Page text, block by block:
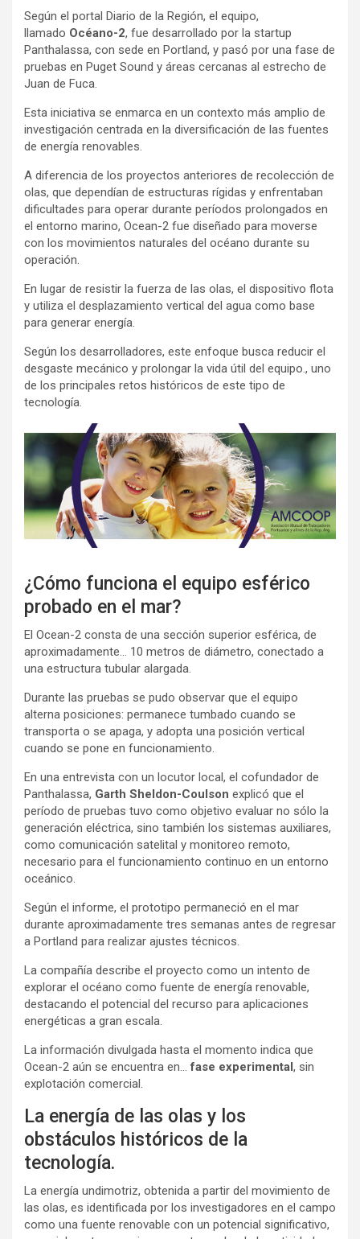
Según el portal Diario de la Región, el equipo,
llamado Océano-2, fue desarrollado por la startup
Panthalassa, con sede en Portland, y pasó por una fase de
pruebas en Puget Sound y áreas cercanas al estrecho de
Juan de Fuca.
Esta iniciativa se enmarca en un contexto más amplio de
investigación centrada en la diversificación de las fuentes
de energía renovables.
A diferencia de los proyectos anteriores de recolección de
olas, que dependían de estructuras rígidas y enfrentaban
dificultades para operar durante períodos prolongados en
el entorno marino, Ocean-2 fue diseñado para moverse
con los movimientos naturales del océano durante su
operación.
En lugar de resistir la fuerza de las olas, el dispositivo flota
y utiliza el desplazamiento vertical del agua como base
para generar energía.
Según los desarrolladores, este enfoque busca reducir el
desgaste mecánico y prolongar la vida útil del equipo., uno
de los principales retos históricos de este tipo de
tecnología.
¿Cómo funciona el equipo esférico
probado en el mar?
El Ocean-2 consta de una sección superior esférica, de
aproximadamente… 10 metros de diámetro, conectado a
una estructura tubular alargada.
Durante las pruebas se pudo observar que el equipo
alterna posiciones: permanece tumbado cuando se
transporta o se apaga, y adopta una posición vertical
cuando se pone en funcionamiento.
En una entrevista con un locutor local, el cofundador de
Panthalassa, Garth Sheldon-Coulson explicó que el
período de pruebas tuvo como objetivo evaluar no sólo la
generación eléctrica, sino también los sistemas auxiliares,
como comunicación satelital y monitoreo remoto,
necesario para el funcionamiento continuo en un entorno
oceánico.
Según el informe, el prototipo permaneció en el mar
durante aproximadamente tres semanas antes de regresar
a Portland para realizar ajustes técnicos.
La compañía describe el proyecto como un intento de
explorar el océano como fuente de energía renovable,
destacando el potencial del recurso para aplicaciones
energéticas a gran escala.
La información divulgada hasta el momento indica que
Ocean-2 aún se encuentra en…fase experimental, sin
explotación comercial.
La energía de las olas y los
obstáculos históricos de la
tecnología.
La energía undimotriz, obtenida a partir del movimiento de
las olas, es identificada por los investigadores en el campo
como una fuente renovable con un potencial significativo,